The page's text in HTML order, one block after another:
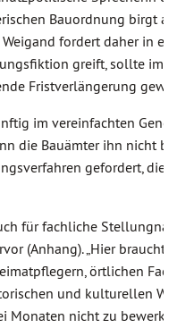
Bauordnung birgt
fordert daher in
greift, sollte
Fristverlängerung
im vereinfachten
die Bauämter ihn nicht
gefordert, die
für fachliche
(Anhang). „Hier
örtlichen
und kulturellen
Monaten nicht zu